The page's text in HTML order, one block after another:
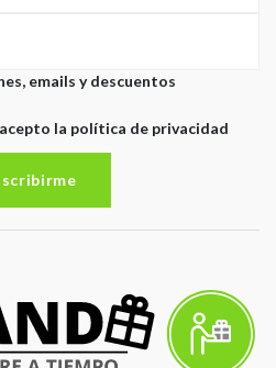
emails y descuentos
la política de privacidad